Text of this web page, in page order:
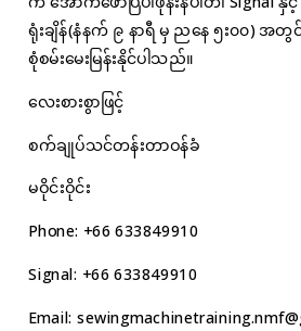
ရုံးချိန်(နံနက် ၉ နာရီ မှ ညနေ ၅း၀၀)
စုံစမ်းမေးမြန်းနိုင်ပါသည်။
လေးစားစွာဖြင့်
စက်ချုပ်သင်တန်းတာဝန်ခံ
မဝိုင်းဝိုင်း
Phone: +66 633849910
Signal: +66 633849910
Email: